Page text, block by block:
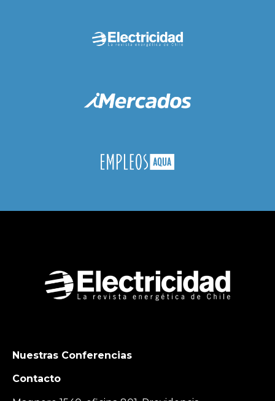
Nuestras Conferencias
Contacto